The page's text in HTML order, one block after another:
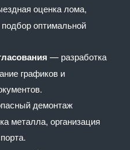
оценка лома,
оптимальной
— разработка
графиков и
демонтаж
металла, организация